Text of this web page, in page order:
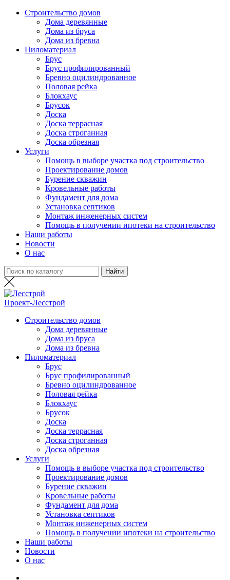
Строительство домов
Дома деревянные
Дома из бруса
Дома из бревна
Пиломатериал
Брус
Брус профилированный
Бревно оцилиндрованное
Половая рейка
Блокхаус
Брусок
Доска
Доска террасная
Доска строганная
Доска обрезная
Услуги
Помощь в выборе участка под строительство
Проектирование домов
Бурение скважин
Кровельные работы
Фундамент для дома
Установка септиков
Монтаж инженерных систем
Помощь в получении ипотеки на строительство
Наши работы
Новости
О нас
Проект-Лесстрой
Строительство домов
Дома деревянные
Дома из бруса
Дома из бревна
Пиломатериал
Брус
Брус профилированный
Бревно оцилиндрованное
Половая рейка
Блокхаус
Брусок
Доска
Доска террасная
Доска строганная
Доска обрезная
Услуги
Помощь в выборе участка под строительство
Проектирование домов
Бурение скважин
Кровельные работы
Фундамент для дома
Установка септиков
Монтаж инженерных систем
Помощь в получении ипотеки на строительство
Наши работы
Новости
О нас